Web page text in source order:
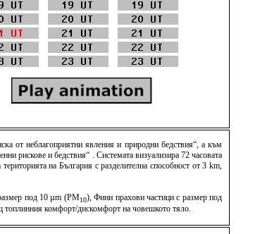
от неблагоприятни явления и природни бедствия“, а към
рискове и бедствия“ . Системата визуализира 72 часовата
на България с разделителна способност от 3 km,
под 10 µm (PM10), Фини прахови частици с размер под
топлинния комфорт/дискомфорт на човешкото тяло.